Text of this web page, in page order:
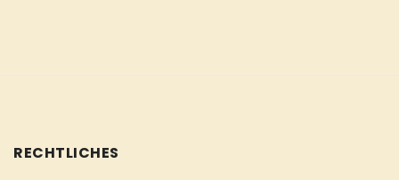
RECHTLICHES